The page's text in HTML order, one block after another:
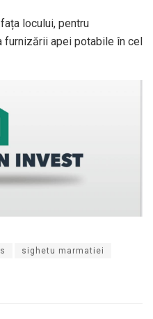
locului, pentru
apei potabile în cel
sighetu marmatiei